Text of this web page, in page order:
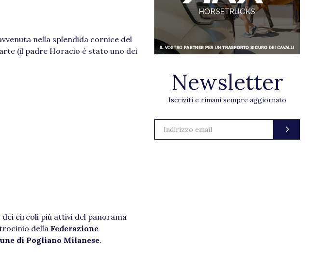
nella splendida cornice del
(il padre Horacio è stato uno dei
dei circoli più attivi del panorama
della Federazione
di Pogliano Milanese.
Newsletter
Iscriviti e rimani sempre aggiornato